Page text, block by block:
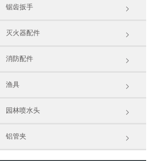
锯齿扳手
灭火器配件
消防配件
渔具
园林喷水头
铝管夹